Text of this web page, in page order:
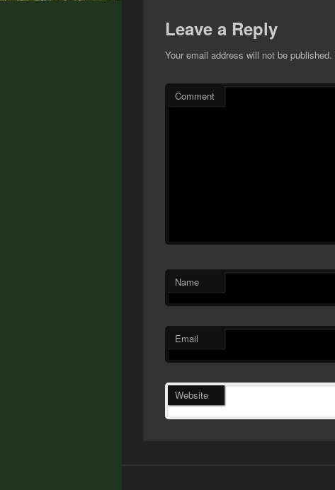
Leave a Reply
Your email address will not be published.
Comment
Name
Email
Website